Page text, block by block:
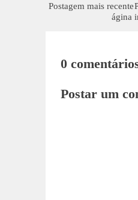
Postagem mais recente
ágina
0
Postar um